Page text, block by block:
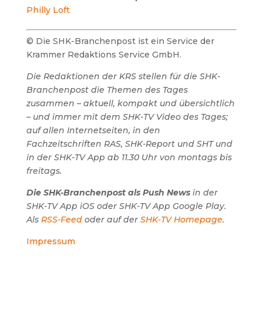
Philly Loft
© Die SHK-Branchenpost ist ein Service der
Krammer Redaktions Service GmbH.
Die Redaktionen der KRS stellen für die SHK-
Branchenpost die Themen des Tages
zusammen – aktuell, kompakt und übersichtlich
– und immer mit dem SHK-TV Video des Tages;
auf allen Internetseiten, in den
Fachzeitschriften RAS, SHK-Report und SHT und
in der SHK-TV App ab 11.30 Uhr von montags bis
freitags.
Die SHK-Branchenpost als Push Newsin der
SHK-TV App iOS oder SHK-TV App Google Play.
Als RSS-Feedoder auf der SHK-TV Homepage.
Impressum